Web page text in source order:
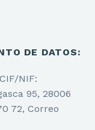
DE DATOS:
NIF:
95, 28006
72, Correo